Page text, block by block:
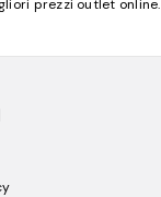
prezzi outlet online.